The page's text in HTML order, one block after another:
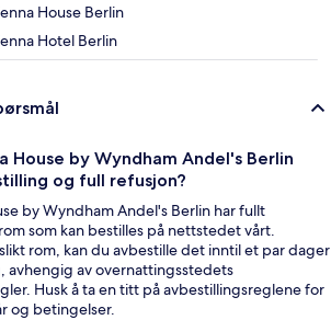
House Berlin
Hotel Berlin
House by Wyndham Andel's Berlin
og full refusjon?
by Wyndham Andel's Berlin har fullt
som kan bestilles på nettstedet vårt.
rom, kan du avbestille det inntil et par dager
avhengig av overnattingsstedets
Husk å ta en titt på avbestillingsreglene for
og betingelser.